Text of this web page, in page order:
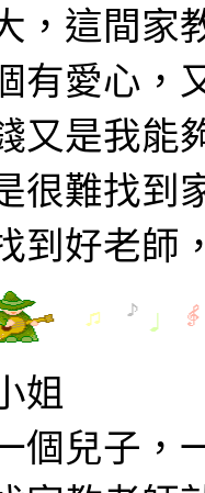
，這間家
有愛心，
又是我能
很難找到
到好老師
姐
兒子，一